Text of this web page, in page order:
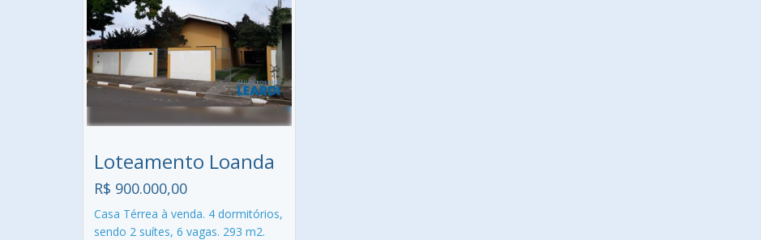
Loteamento Loanda
R$ 900.000,00
Casa Térrea à venda. 4 dormitórios,
sendo 2 suítes, 6 vagas. 293 m2.